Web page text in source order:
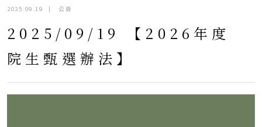
2025.09.19 | 公告
2025/09/19 【2026年度
院生甄選辦法】